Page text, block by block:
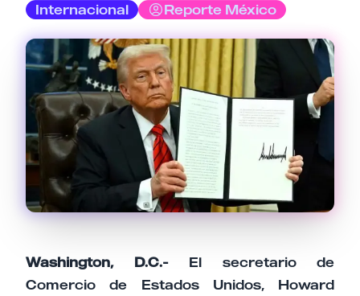
Internacional
Reporte México
Washington, D.C.-El secretario de
Comercio de Estados Unidos, Howard
Email
Tu comentario
Cancelar Enviar comentario